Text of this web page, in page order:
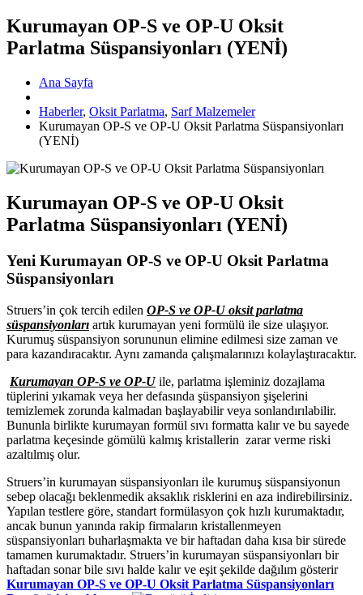
Kurumayan OP-S ve OP-U Oksit
Parlatma Süspansiyonları (YENİ)
Ana Sayfa
Haberler, Oksit Parlatma, Sarf Malzemeler
Kurumayan OP-S ve OP-U Oksit Parlatma Süspansiyonları
(YENİ)
Kurumayan OP-S ve OP-U Oksit
Parlatma Süspansiyonları (YENİ)
Yeni Kurumayan OP-S ve OP-U Oksit Parlatma
Süspansiyonları
Struers’in çok tercih edilen OP-S ve OP-U oksit parlatma
süspansiyonları artık kurumayan yeni formülü ile size ulaşıyor.
Kurumuş süspansiyon sorununun elimine edilmesi size zaman ve
para kazandıracaktır. Aynı zamanda çalışmalarınızı kolaylaştıracaktır.
Kurumayan OP-S ve OP-Uile, parlatma işleminiz dozajlama
tüplerini yıkamak veya her defasında şüspansiyon şişelerini
temizlemek zorunda kalmadan başlayabilir veya sonlandırılabilir.
Bununla birlikte kurumayan formül sıvı formatta kalır ve bu sayede
parlatma keçesinde gömülü kalmış kristallerin zarar verme riski
azaltılmış olur.
Struers’in kurumayan süspansiyonları ile kurumuş süspansiyonun
sebep olacağı beklenmedik aksaklık risklerini en aza indirebilirsiniz.
Yapılan testlere göre, standart formülasyon çok hızlı kurumaktadır,
ancak bunun yanında rakip firmaların kristallenmeyen
süspansiyonları buharlaşmakta ve bir haftadan daha kısa bir sürede
tamamen kurumaktadır. Struers’in kurumayan süspansiyonları bir
haftadan sonar bile sıvı halde kalır ve eşit şekilde dağılım gösterir
Kurumayan OP-S ve OP-U Oksit Parlatma Süspansiyonları